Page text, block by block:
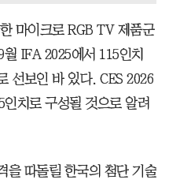
마이크로 RGB TV 제품군
IFA 2025에서 115인치
선보인 바 있다. CES 2026
치로 구성될 것으로 알려
을 따돌릴 한국의 첨단 기술